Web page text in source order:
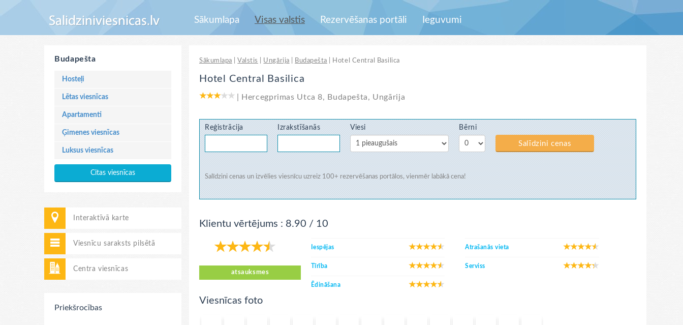
Sākumlapa Visas valstis Rezervēšanas portāli Ieguvumi
Budapešta
Hosteļi
Lētas viesnīcas
Apartamenti
Ģimenes viesnīcas
Luksus viesnīcas
Citas viesnīcas
Interaktīvā karte
Viesnīcu saraksts pilsētā
Centra viesnīcas
Priekšrocības
Sākumlapa |Valstis Ungārija Budapešta Hotel Central Basilica
Hotel Central Basilica
Hercegprimas Utca 8, Budapešta, Ungārija
Reģistrācija Izrakstīšanās Viesi Bērni
Salīdzini cenas
Salīdzini cenas un izvēlies viesnīcu uzreiz 100+ rezervēšanas portālos, vienmēr labākā cena!
Klientu vērtējums : 8.90 / 10
atsauksmes
Iespējas Atrašanās vieta
Tīrība Serviss
Ēdināšana
Viesnīcas foto